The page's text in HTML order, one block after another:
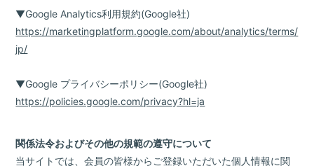
▼Google Analytics利用規約(Google社)
https://marketingplatform.google.com/about/analytics/terms/
jp/
▼Google プライバシーポリシー(Google社)
https://policies.google.com/privacy?hl=ja
関係法令およびその他の規範の遵守について
当サイトでは、会員の皆様からご登録いただいた個人情報に関